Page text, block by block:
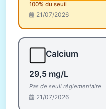
100% du seuil
21/07/2026
Calcium
29,5 mg/L
Pas de seuil réglementaire
21/07/2026